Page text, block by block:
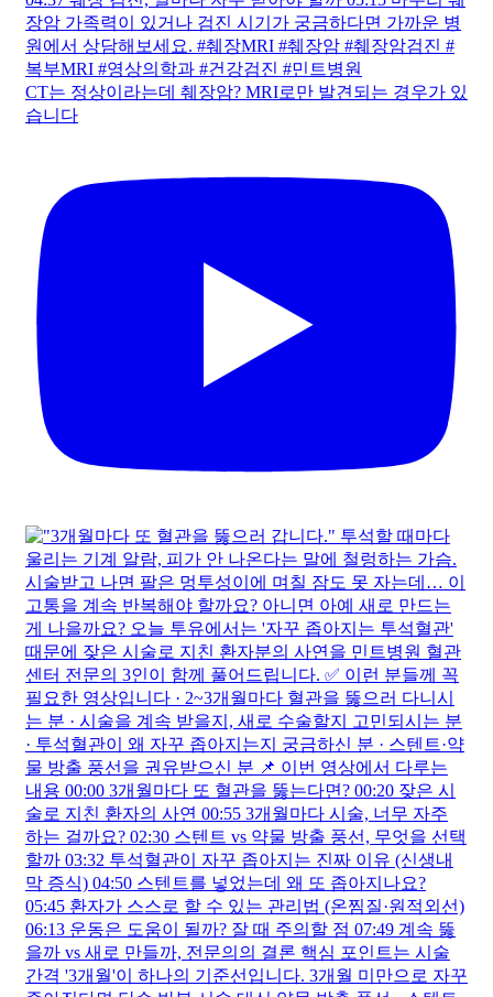
CT는 정상이라는데 췌장암? MRI로만 발견되는 경우가 있
습니다